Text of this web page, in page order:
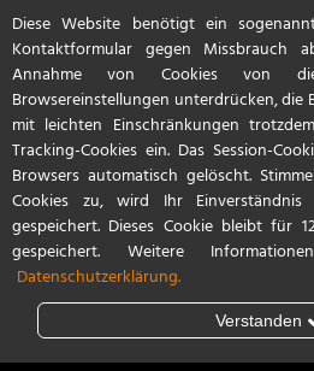
Referenzen
Diese Website benötigt ein
Kontaktformular gegen Missbrauch
Annahme von Cookies von
Browsereinstellungen unterdrücken, die
mit leichten Einschränkungen
Tracking-Cookies ein. Das Session-
Browsers automatisch gelöscht.
Cookies zu, wird Ihr
gespeichert. Dieses Cookie bleibt für
gespeichert. Weitere
Datenschutzerklärung.
Verstanden